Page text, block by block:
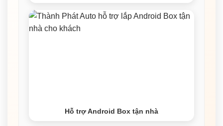
Hỗ trợ Android Box tận nhà